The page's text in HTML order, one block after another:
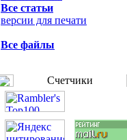
Все статьи
версии для печати
Все файлы
Счетчики